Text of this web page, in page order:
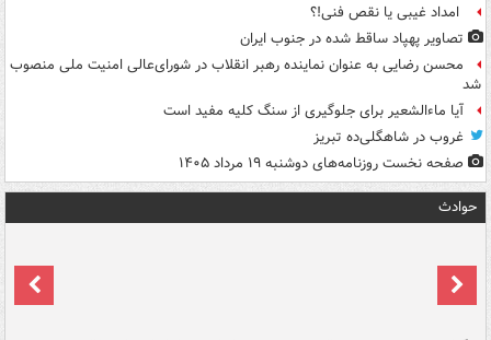
امداد غیبی یا نقص فنی!؟
تصاویر پهپاد ساقط شده در جنوب ایران
محسن رضایی به عنوان نماینده رهبر انقلاب در شورای‌عالی امنیت ملی منصوب
شد
آیا ماءالشعیر برای جلوگیری از سنگ کلیه مفید است
غروب در شاهگلی‌ده تبریز
صفحه نخست روزنامه‌های دوشنبه ۱۹ مرداد ۱۴۰۵
حوادث